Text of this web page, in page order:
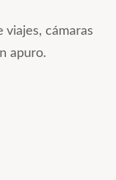
viajes, cámaras
apuro.